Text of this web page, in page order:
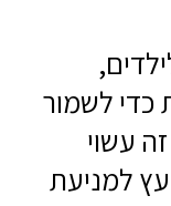
לשמור
עשוי
למניעת